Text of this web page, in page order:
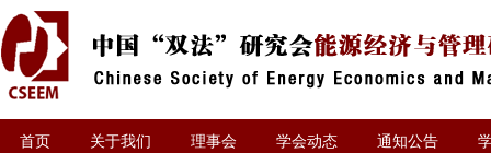
首页 关于我们 理事会 学会动态 通知公告